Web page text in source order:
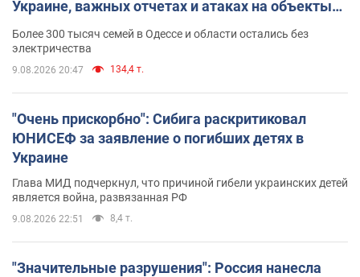
Украине, важных отчетах и атаках на объекты
противника. Видео
Более 300 тысяч семей в Одессе и области остались без
электричества
9.08.2026 20:47 134,4 т.
"Очень прискорбно": Сибига раскритиковал
ЮНИСЕФ за заявление о погибших детях в
Украине
Глава МИД подчеркнул, что причиной гибели украинских детей
является война, развязанная РФ
9.08.2026 22:51 8,4 т.
"Значительные разрушения": Россия нанесла